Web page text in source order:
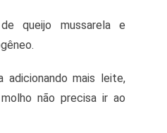
queijo mussarela e
adicionando mais leite,
não precisa ir ao